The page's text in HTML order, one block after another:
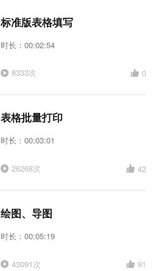
标准版表格填写
时长：00:02:54
8333次 0
表格批量打印
时长：00:03:01
26268次 42
绘图、导图
时长：00:05:19
43091次 91